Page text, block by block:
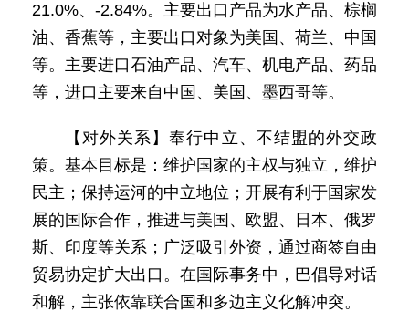
21.0%、-2.84%。主要出口产品为水产品、棕榈
油、香蕉等，主要出口对象为美国、荷兰、中国
等。主要进口石油产品、汽车、机电产品、药品
等，进口主要来自中国、美国、墨西哥等。
【对外关系】奉行中立、不结盟的外交政
策。基本目标是：维护国家的主权与独立，维护
民主；保持运河的中立地位；开展有利于国家发
展的国际合作，推进与美国、欧盟、日本、俄罗
斯、印度等关系；广泛吸引外资，通过商签自由
贸易协定扩大出口。在国际事务中，巴倡导对话
和解，主张依靠联合国和多边主义化解冲突。